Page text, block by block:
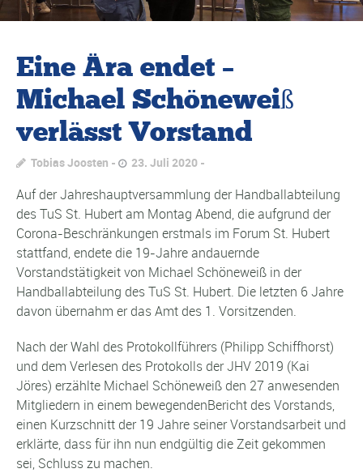
Eine Ära endet –
Michael Schöneweiß
verlässt Vorstand
Tobias Joosten 23. Juli 2020
Auf der Jahreshauptversammlung der Handballabteilung
des TuS St. Hubert am Montag Abend, die aufgrund der
Corona-Beschränkungen erstmals im Forum St. Hubert
stattfand, endete die 19-Jahre andauernde
Vorstandstätigkeit von Michael Schöneweiß in der
Handballabteilung des TuS St. Hubert. Die letzten 6 Jahre
davon übernahm er das Amt des 1. Vorsitzenden.
Nach der Wahl des Protokollführers (Philipp Schiffhorst)
und dem Verlesen des Protokolls der JHV 2019 (Kai
Jöres) erzählte Michael Schöneweiß den 27 anwesenden
Mitgliedern in einem bewegendenBericht des Vorstands,
einen Kurzschnitt der 19 Jahre seiner Vorstandsarbeit und
erklärte, dass für ihn nun endgültig die Zeit gekommen
sei, Schluss zu machen.